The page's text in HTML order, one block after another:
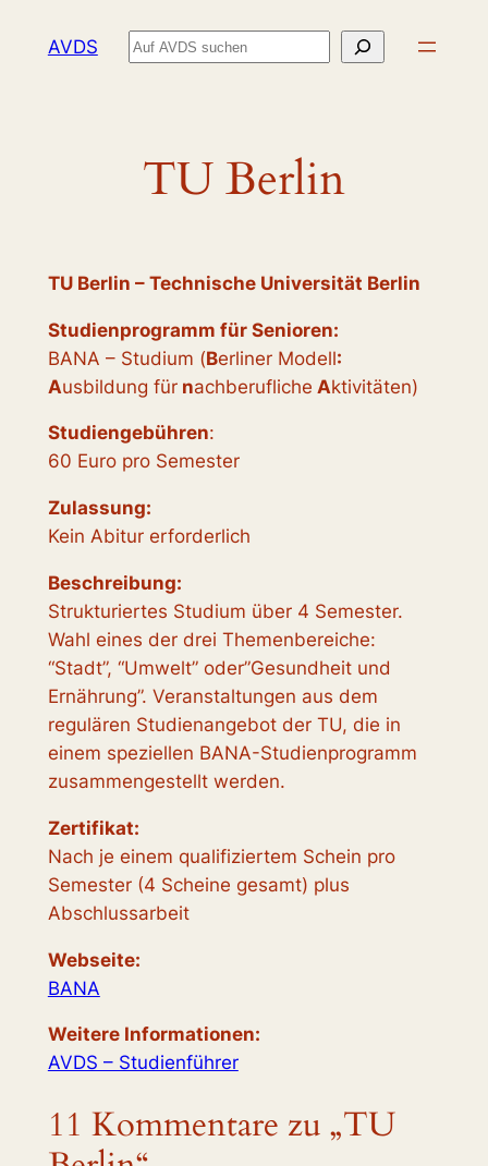
InhaltAVDS Suchen
TU Berlin
TU Berlin – Technische Universität Berlin
Studienprogramm für Senioren:
BANA – Studium (Berliner Modell:
Ausbildung fürnachberufliche Aktivitäten)
Studiengebühren:
60 Euro pro Semester
Zulassung:
Kein Abitur erforderlich
Beschreibung:
Strukturiertes Studium über 4 Semester.
Wahl eines der drei Themenbereiche:
“Stadt”, “Umwelt” oder”Gesundheit und
Ernährung”. Veranstaltungen aus dem
regulären Studienangebot der TU, die in
einem speziellen BANA-Studienprogramm
zusammengestellt werden.
Zertifikat:
Nach je einem qualifiziertem Schein pro
Semester (4 Scheine gesamt) plus
Abschlussarbeit
Webseite:
BANA
Weitere Informationen:
AVDS – Studienführer
11 Kommentare zu „TU